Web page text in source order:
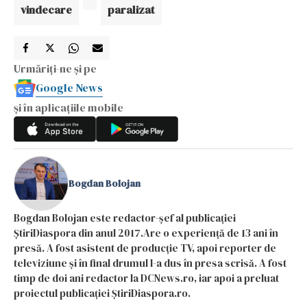
vindecare paralizat
Urmăriți-ne și pe
Google News
și în aplicațiile mobile
Bogdan Bolojan
Bogdan Bolojan este redactor-șef al publicației
ȘtiriDiaspora din anul 2017.Are o experiență de 13 ani în
presă. A fost asistent de producție TV, apoi reporter de
televiziune și în final drumul l-a dus în presa scrisă. A fost
timp de doi ani redactor la DCNews.ro, iar apoi a preluat
proiectul publicației ȘtiriDiaspora.ro.